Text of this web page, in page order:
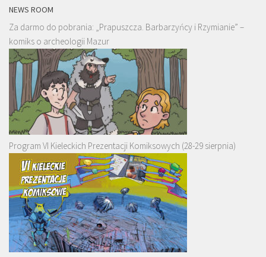
NEWS ROOM
Za darmo do pobrania: „Prapuszcza. Barbarzyńcy i Rzymianie” –
komiks o archeologii Mazur
Program VI Kieleckich Prezentacji Komiksowych (28-29 sierpnia)